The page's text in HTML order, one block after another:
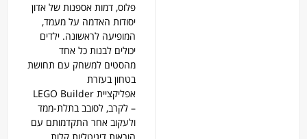
פלוס, דמות אספנות של אדון
יסודות האדמה על מעמד,
המופיעה לראשונה. ילדים
יכולים לבנות כל אחד
מהסטים למשחק עם תחושת
בטחון בעזרת
אפליקציית
LEGO Builder
– לקרב, לסובב בתלת-ממד
ולעקוב אחר התקדמותם עם